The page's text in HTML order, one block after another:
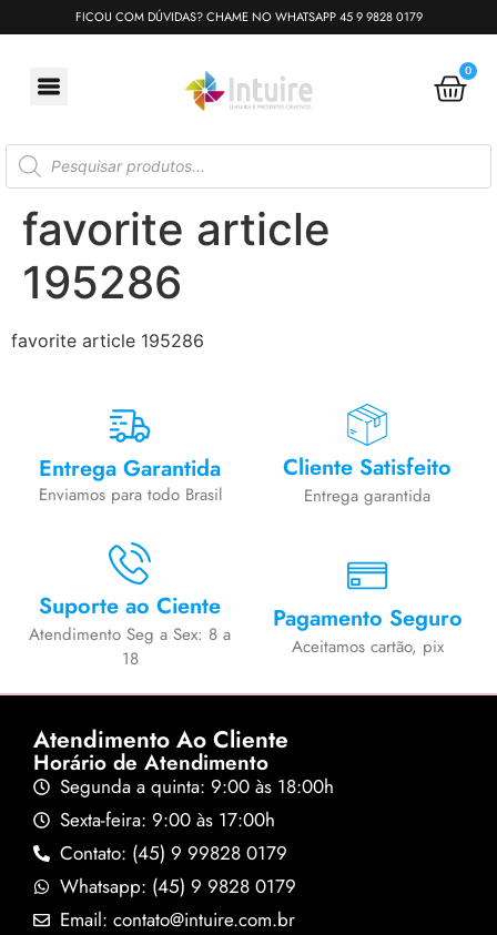
FICOU COM DÚVIDAS? CHAME NO WHATSAPP 45 9 9828 0179
0
favorite article
195286
favorite article 195286
Entrega Garantida
Enviamos para todo Brasil
Cliente Satisfeito
Entrega garantida
Suporte ao Ciente
Atendimento Seg a Sex: 8 a
18
Pagamento Seguro
Aceitamos cartão, pix
Atendimento Ao Cliente
Horário de Atendimento
Segunda a quinta: 9:00 às 18:00h
Sexta-feira: 9:00 às 17:00h
Contato: (45) 9 99828 0179
Whatsapp: (45) 9 9828 0179
Email: contato@intuire.com.br